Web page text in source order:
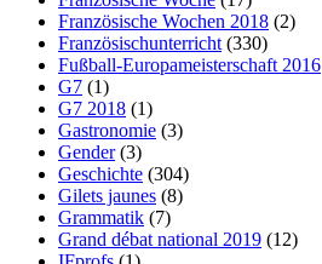
Französische Wochen 2018 (2)
Französischunterricht(330)
Fußball-Europameisterschaft 2016
G7 (1)
G7 2018 (1)
Gastronomie (3)
Gender(3)
Geschichte (304)
Gilets jaunes (8)
Grammatik (7)
Grand débat national 2019 (12)